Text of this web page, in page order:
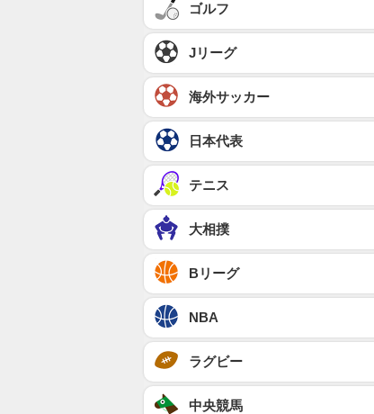
ゴルフ
Jリーグ
海外サッカー
日本代表
テニス
大相撲
Bリーグ
NBA
ラグビー
中央競馬